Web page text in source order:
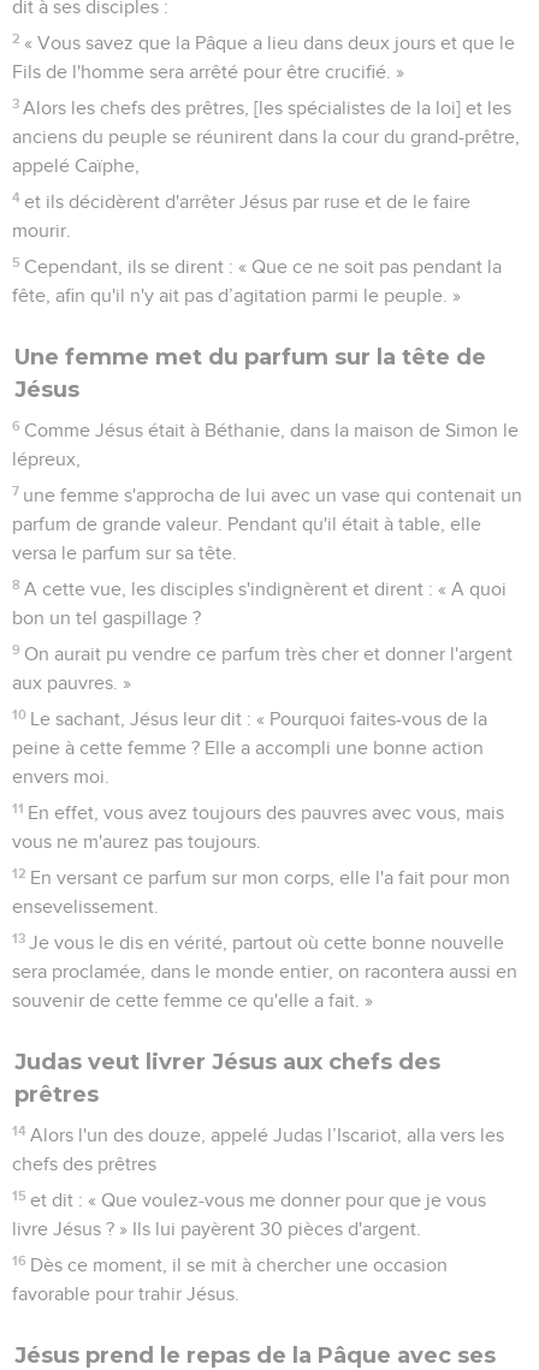
dit à ses disciples :
2 « Vous savez que la Pâque a lieu dans deux jours et que le
Fils de l'homme sera arrêté pour être crucifié. »
3 Alors les chefs des prêtres, [les spécialistes de la loi] et les
anciens du peuple se réunirent dans la cour du grand-prêtre,
appelé Caïphe,
4 et ils décidèrent d'arrêter Jésus par ruse et de le faire
mourir.
5 Cependant, ils se dirent : « Que ce ne soit pas pendant la
fête, afin qu'il n'y ait pas d’agitation parmi le peuple. »
Une femme met du parfum sur la tête de
Jésus
6 Comme Jésus était à Béthanie, dans la maison de Simon le
lépreux,
7 une femme s'approcha de lui avec un vase qui contenait un
parfum de grande valeur. Pendant qu'il était à table, elle
versa le parfum sur sa tête.
8 A cette vue, les disciples s'indignèrent et dirent : « A quoi
bon un tel gaspillage ?
9 On aurait pu vendre ce parfum très cher et donner l'argent
aux pauvres. »
10 Le sachant, Jésus leur dit : « Pourquoi faites-vous de la
peine à cette femme ? Elle a accompli une bonne action
envers moi.
11 En effet, vous avez toujours des pauvres avec vous, mais
vous ne m'aurez pas toujours.
12 En versant ce parfum sur mon corps, elle l'a fait pour mon
ensevelissement.
13 Je vous le dis en vérité, partout où cette bonne nouvelle
sera proclamée, dans le monde entier, on racontera aussi en
souvenir de cette femme ce qu'elle a fait. »
Judas veut livrer Jésus aux chefs des
prêtres
14 Alors l'un des douze, appelé Judas l’Iscariot, alla vers les
chefs des prêtres
15 et dit : « Que voulez-vous me donner pour que je vous
livre Jésus ? » Ils lui payèrent 30 pièces d'argent.
16 Dès ce moment, il se mit à chercher une occasion
favorable pour trahir Jésus.
Jésus prend le repas de la Pâque avec ses